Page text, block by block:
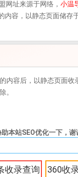
网址来源于网络， 小温
容，以静态页面储
容后，以静态页面
。
本站SEO优化一下，谢
收录查询 360收